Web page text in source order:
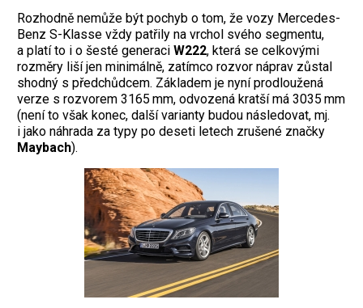
Rozhodně nemůže být pochyb o tom, že vozy Mercedes-
Benz S-Klasse vždy patřily na vrchol svého segmentu,
a platí to i o šesté generaci W222, která se celkovými
rozměry liší jen minimálně, zatímco rozvor náprav zůstal
shodný s předchůdcem. Základem je nyní prodloužená
verze s rozvorem 3165 mm, odvozená kratší má 3035 mm
(není to však konec, další varianty budou následovat, mj.
i jako náhrada za typy po deseti letech zrušené značky
Maybach).